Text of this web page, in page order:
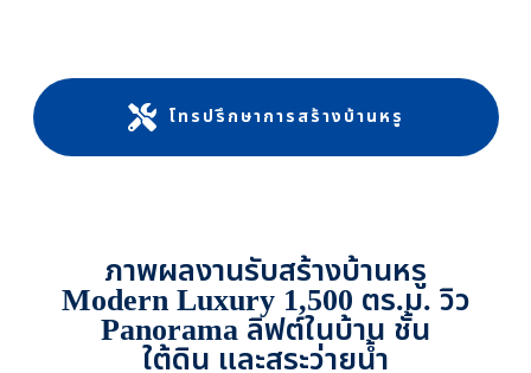
โทรปรึกษาการสร้างบ้านหรู
ภาพผลงานรับสร้างบ้านหรู
Modern Luxury 1,500 ตร.ม. วิว
Panorama ลิฟต์ในบ้าน ชั้น
ใต้ดิน และสระว่ายน้ำ